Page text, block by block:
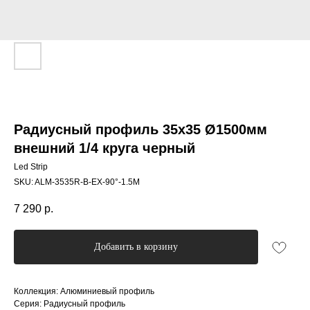
Радиусный профиль 35x35 Ø1500мм
внешний 1/4 круга черный
Led Strip
SKU:ALM-3535R-B-EX-90°-1.5M
7 290 р.
Добавить в корзину
Коллекция: Алюминиевый профиль
Серия: Радиусный профиль